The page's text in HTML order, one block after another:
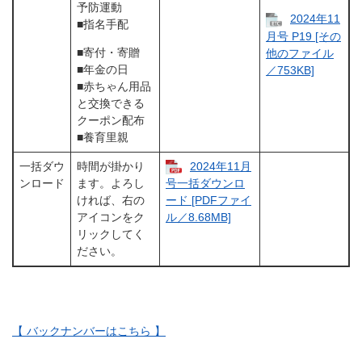
予防運動
■指名手配
■寄付・寄贈
■年金の日
■赤ちゃん用品
と交換できる
クーポン配布
■養育里親
2024年11
月号 P19 [その
他のファイル
／753KB]
一括ダウ
ンロード
時間が掛かり
ます。よろし
ければ、右の
アイコンをク
リックしてく
ださい。
2024年11月
号一括ダウンロ
ード [PDFファイ
ル／8.68MB]
【 バックナンバーはこちら 】